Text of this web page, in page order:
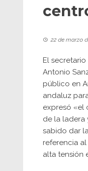
22 de marzo
El
Antonio
público en
andaluz
expresó «el
de la ladera
sabido dar
referencia
alta tensión